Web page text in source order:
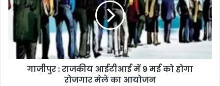
गाजीपुर : राजकीय आईटीआई में 9 मई को होगा
रोजगार मेले का आयोजन